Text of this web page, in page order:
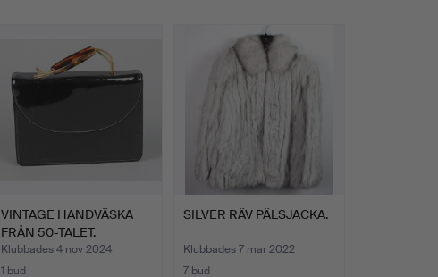
VINTAGE HANDVÄSKA
FRÅN 50-TALET.
Klubbades 4 nov 2024
1 bud
SILVER RÄV PÄLSJACKA.
Klubbades 7 mar 2022
7 bud